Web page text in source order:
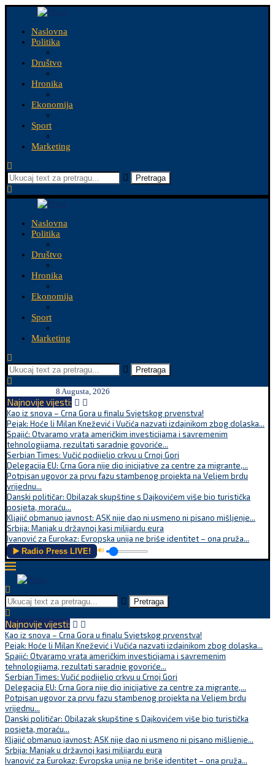
Naslovna
Politika
Društvo
Hronika
Ekonomija
Sport
Marketing
Pretraga
Naslovna
Politika
Društvo
Hronika
Ekonomija
Sport
Marketing
Pretraga
8 Augusta, 2026
Najnovije vijesti:
Kao iz snova – Crna Gora u finalu Svjetskog prvenstva!
Pejak: Hoće li Milan Knežević i Vučića nazvati izdajnikom zbog dolaska...
Spajić: Otvaramo vrata američkim investicijama i savremenim
tehnologijama, rezultati saradnje govoriće...
Serbian Times: Vučić podijelio crkvu u Crnoj Gori
Delegacija EU: Crna Gora nije dio inicijative za centre za migrante,...
Potpisan ugovor za prvu fazu stambenog projekta na Veljem brdu
vrijednu...
Danski političar: Obilazak skupštine s Dajkovićem više bio turistička
posjeta, moraću...
Kljajić obmanuo javnost: ASK nije dao ni usmeno ni pisano mišljenje...
Srbija: Manjak u državnoj kasi milijardu eura
Ivanović za Eurokaz: Evropska unija ne briše identitet – ona pruža...
▶️ Radio Press LIVE! 🔊
Pretraga
Najnovije vijesti:
Kao iz snova – Crna Gora u finalu Svjetskog prvenstva!
Pejak: Hoće li Milan Knežević i Vučića nazvati izdajnikom zbog dolaska...
Spajić: Otvaramo vrata američkim investicijama i savremenim
tehnologijama, rezultati saradnje govoriće...
Serbian Times: Vučić podijelio crkvu u Crnoj Gori
Delegacija EU: Crna Gora nije dio inicijative za centre za migrante,...
Potpisan ugovor za prvu fazu stambenog projekta na Veljem brdu
vrijednu...
Danski političar: Obilazak skupštine s Dajkovićem više bio turistička
posjeta, moraću...
Kljajić obmanuo javnost: ASK nije dao ni usmeno ni pisano mišljenje...
Srbija: Manjak u državnoj kasi milijardu eura
Ivanović za Eurokaz: Evropska unija ne briše identitet – ona pruža...